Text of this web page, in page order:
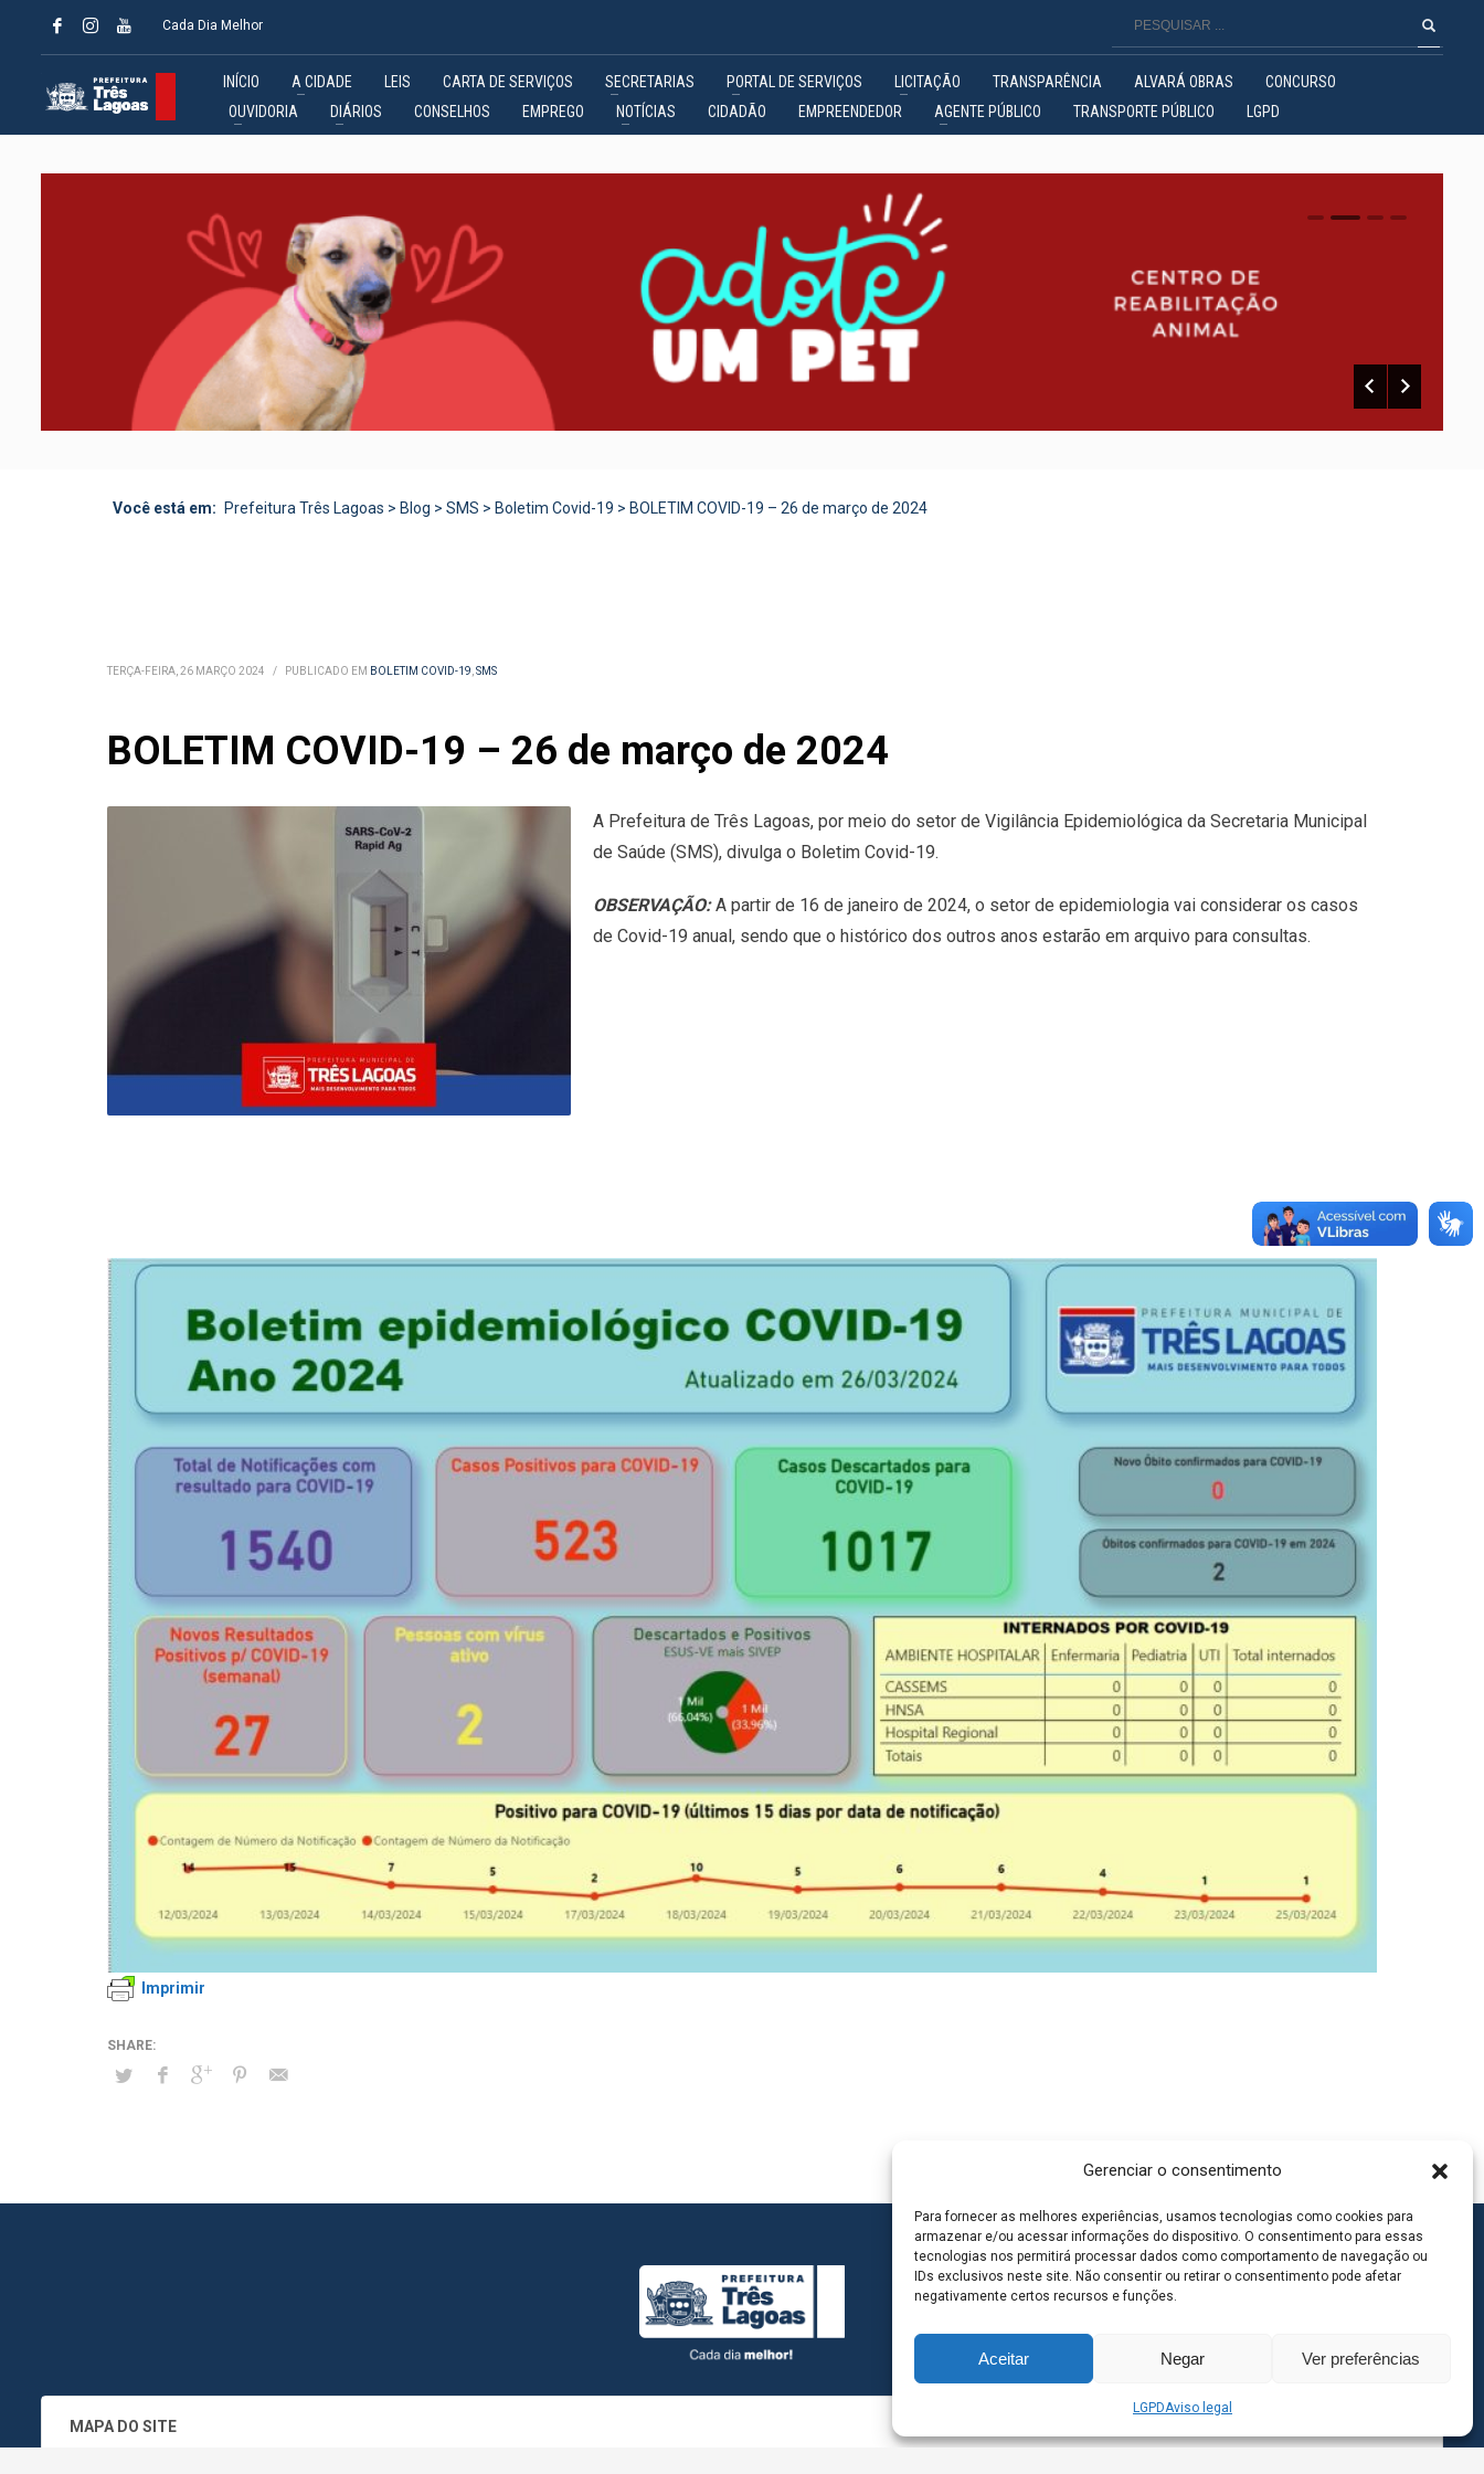
Gerenciar o consentimento
Para fornecer as melhores experiências, usamos tecnologias como cookies para
armazenar e/ou acessar informações do dispositivo. O consentimento para essas
tecnologias nos permitirá processar dados como comportamento de navegação ou
IDs exclusivos neste site. Não consentir ou retirar o consentimento pode afetar
negativamente certos recursos e funções.
Aceitar Negar Ver preferências
LGPDAviso legal
Cada Dia Melhor
INÍCIO A CIDADE LEIS CARTA DE SERVIÇOS SECRETARIAS PORTAL DE SERVIÇOS LICITAÇÃO TRANSPARÊNCIA ALVARÁ OBRAS
CONCURSO
OUVIDORIA
DIÁRIOS CONSELHOS EMPREGO NOTÍCIAS CIDADÃO EMPREENDEDOR AGENTE PÚBLICO TRANSPORTE PÚBLICO LGPD
0 1 2
Você está em: Prefeitura Três Lagoas > Blog > SMS > Boletim Covid-19 > BOLETIM COVID-19 – 26 de março de 2024
TERÇA-FEIRA, 26 MARÇO 2024 / PUBLICADO EM BOLETIM COVID-19,SMS
BOLETIM COVID-19 – 26 de março de 2024
A Prefeitura de Três Lagoas, por meio do setor de Vigilância Epidemiológica da Secretaria Municipal
de Saúde (SMS), divulga o Boletim Covid-19.
OBSERVAÇÃO:A partir de 16 de janeiro de 2024, o setor de epidemiologia vai considerar os casos
de Covid-19 anual, sendo que o histórico dos outros anos estarão em arquivo para consultas.
Imprimir
MAPA DO SITE